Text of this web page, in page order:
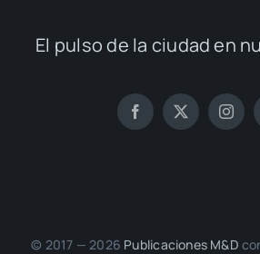
El pul­so de la ciu­dad en
© 2017 — 2026 Publi­ca­cio­nes M&D